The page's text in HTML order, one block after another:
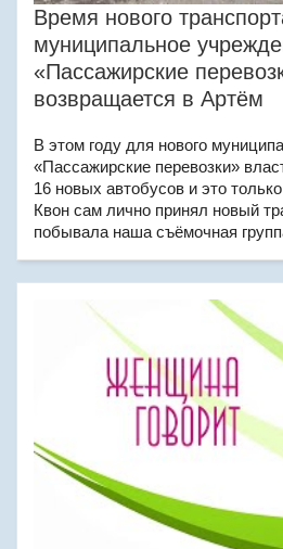
Время нового
муниципальное
«Пассажирские
возвращается в Артём
В этом году для нового
«Пассажирские перевозки»
16 новых автобусов и это
Квон сам лично принял новый
побывала наша съёмочная